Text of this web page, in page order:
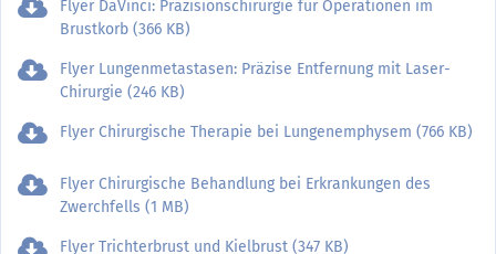
Flyer DaVinci: Präzisionschirurgie für Operationen im
Brustkorb (366 KB)
Flyer Lungenmetastasen: Präzise Entfernung mit Laser-
Chirurgie (246 KB)
Flyer Chirurgische Therapie bei Lungenemphysem (766 KB)
Flyer Chirurgische Behandlung bei Erkrankungen des
Zwerchfells (1 MB)
Flyer Trichterbrust und Kielbrust (347 KB)